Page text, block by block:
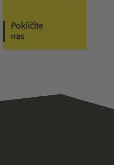
Pokličite
nas